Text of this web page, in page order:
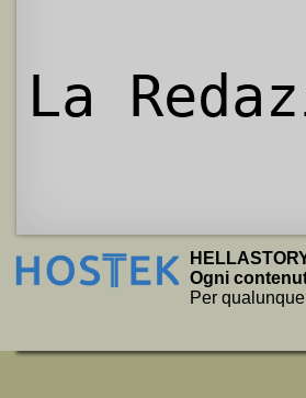
La
Ogni
Per